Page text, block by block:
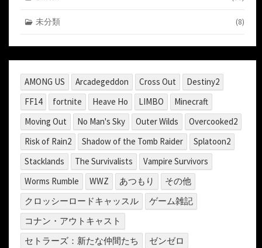
未分類 (8)
AMONG US Arcadegeddon Cross Out
Destiny2
FF14
fortnite Heave Ho LIMBO
Minecraft
Moving Out
No Man's Sky Outer Wilds
Overcooked2
Risk of Rain2
Shadow of the Tomb Raider
Splatoon2
Stacklands
The Survivalists
Vampire Survivors
Worms Rumble
WWZ あつもり
その他
クロッシーロードキャッスル
ゲーム雑記
コナン・アウトキャスト
セトラーズ：新たな仲間たち
ゼンゼロ